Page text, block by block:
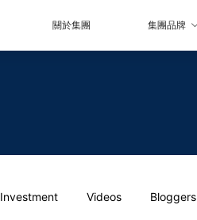
關於集團 集團品牌
Investment Videos Bloggers